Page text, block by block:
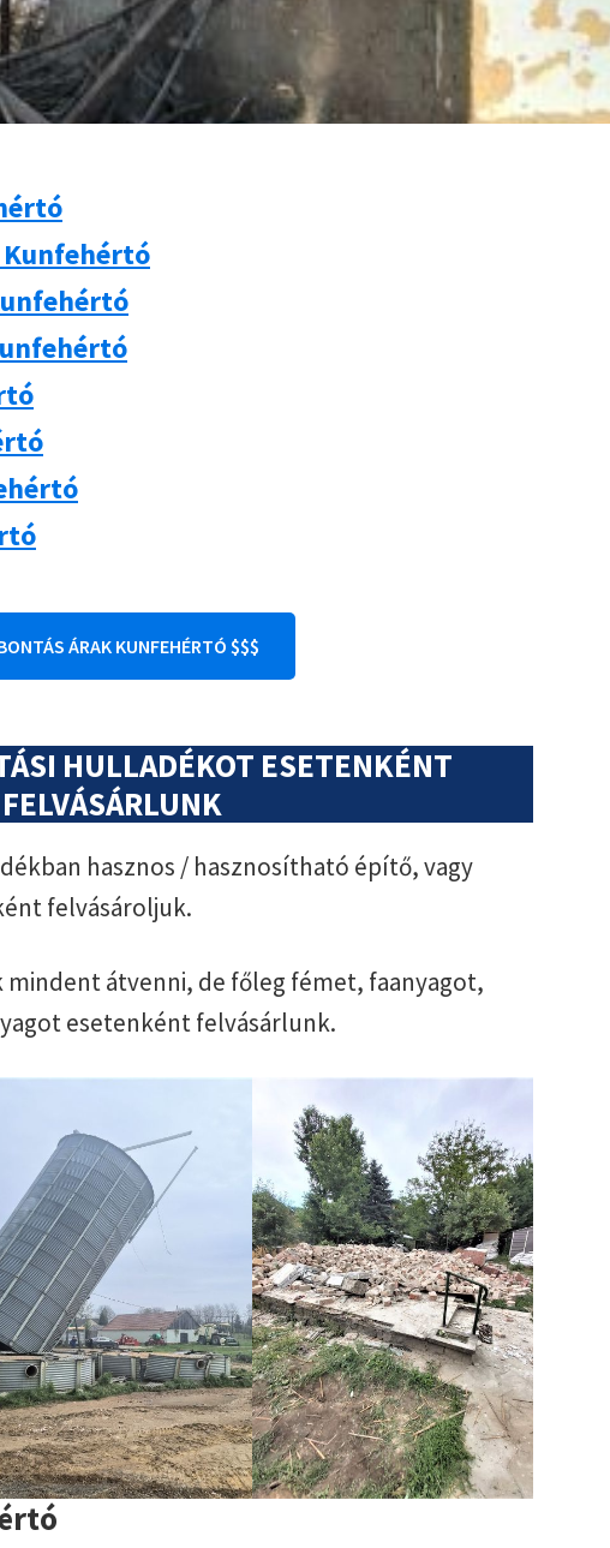
ÁRAK KUNFEHÉRTÓ $$$
HULLADÉKOT ESETENKÉNT
FELVÁSÁRLUNK
hasznos / hasznosítható építő, vagy
felvásároljuk.
átvenni, de főleg fémet, faanyagot,
esetenként felvásárlunk.